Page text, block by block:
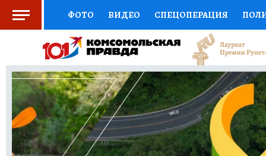
ФОТО ВИДЕО СПЕЦОПЕРАЦИЯ
СОЦПОДДЕРЖКА НАУКА СПОРТ
ВЫБОР ЭКСПЕРТОВ ДОКТОР
КНИЖНАЯ ПОЛКА ПРОГНОЗЫ НА СПОРТ
ПРЕСС-ЦЕНТР НЕДВИЖИМОСТЬ